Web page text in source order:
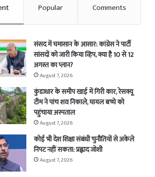
Popular Comments
संसद में घमासान के आसार: कांग्रेस ने पार्टी
सांसदों को जारी किया व्हिप, क्या है 10 से 12
अगस्त का प्लान?
August 7, 2026
कुंडाधार के समीप खाई में गिरी कार, रेसक्यू
टीम ने पांच शव निकाले, घायल बच्चे को
पहुंचाया अस्पताल
August 7, 2026
कोई भी देश शिक्षा संबंधी चुनौतियों से अकेले
निपट नहीं सकता: प्रह्लाद जोशी
August 7, 2026